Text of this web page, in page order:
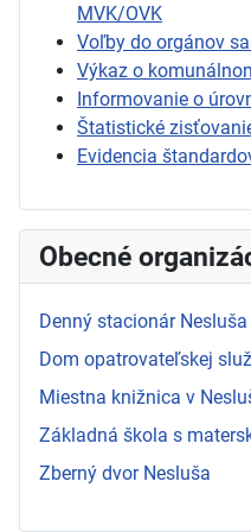
MVK/OVK
Voľby do orgánov
Výkaz o
Informovanie o
Štatistické
Evidencia
Obecné
Denný stacionár Nesluša
Dom opatrovateľskej
Miestna knižnica v
Základná škola s
Zberný dvor Nesluša